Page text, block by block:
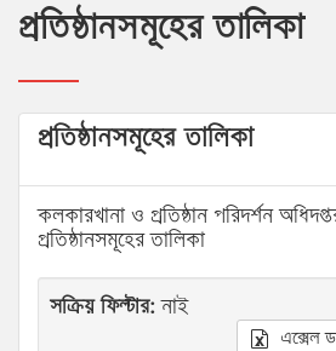
প্রতিষ্ঠানসমূহের তালিকা
প্রতিষ্ঠানসমূহের তালিকা
কলকারখানা ও প্রতিষ্ঠান পরিদর্শন
প্রতিষ্ঠানসমূহের তালিকা
সক্রিয় ফিল্টার:নাই
এক্সেল